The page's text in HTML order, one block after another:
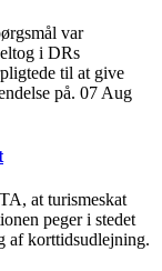
var
i DRs
til at give
på. 07 Aug
at turismeskat
peger i stedet
af korttidsudlejning.